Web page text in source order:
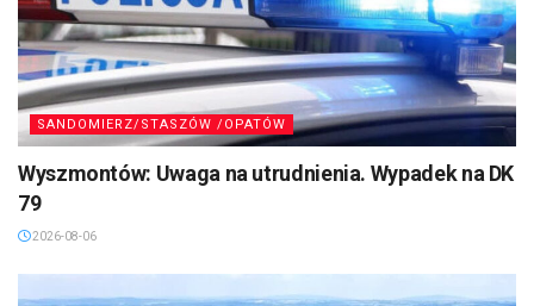
SANDOMIERZ/STASZÓW /OPATÓW
Wyszmontów: Uwaga na utrudnienia. Wypadek na DK
79
2026-08-06